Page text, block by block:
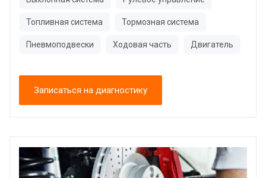
Топливная система Тормозная система
Пневмоподвески Ходовая часть Двигатель
Записаться на диагностику